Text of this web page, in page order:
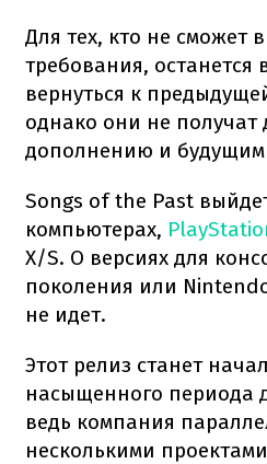
Для тех, кто не сможет
требования, останется
вернуться к
однако они не получат
дополнению и будущим
Songs of the Past
компьютерах,
X/S. О версиях для
поколения или
не идет.
Этот релиз станет
насыщенного периода
ведь компания
несколькими